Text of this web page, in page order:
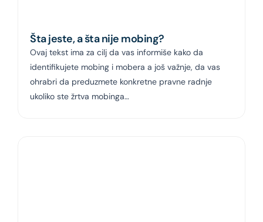
Šta jeste, a šta nije mobing?
Ovaj tekst ima za cilj da vas informiše kako da
identifikujete mobing i mobera a još važnje, da vas
ohrabri da preduzmete konkretne pravne radnje
ukoliko ste žrtva mobinga…